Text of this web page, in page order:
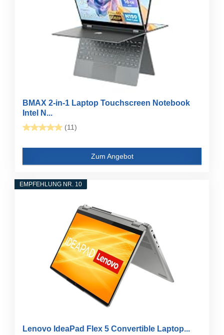
BMAX 2-in-1 Laptop Touchscreen Notebook
Intel N...
(11)
Zum Angebot
EMPFEHLUNG NR. 10
Lenovo IdeaPad Flex 5 Convertible Laptop...